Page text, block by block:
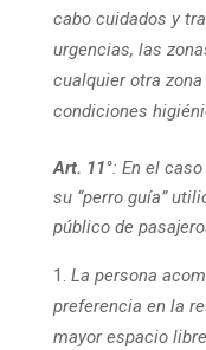
cabo cuidados y
urgencias, las
cualquier otra
condiciones
Art. 11°: En el
su “perro guía”
público de
La persona
preferencia en la
mayor espacio